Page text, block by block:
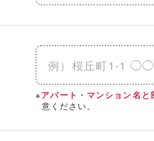
※アパート・マンション名と
意ください。